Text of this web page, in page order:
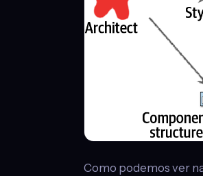
Como podemos ver